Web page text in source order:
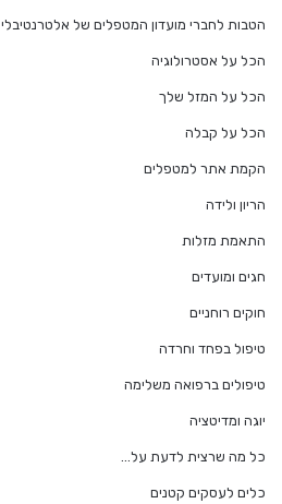
הטבות לחברי מועדון המטפלים של אלטרנטיבלי
הכל על אסטרולוגיה
הכל על המזל שלך
הכל על קבלה
הקמת אתר למטפלים
הריון ולידה
התאמת מזלות
חגים ומועדים
חוקים רוחניים
טיפול בפחד וחרדה
טיפולים ברפואה משלימה
יוגה ומדיטציה
כל מה שרצית לדעת על…
כלים לעסקים קטנים